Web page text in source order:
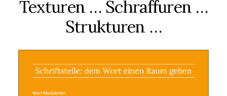
Texturen … Schraffuren …
Strukturen …